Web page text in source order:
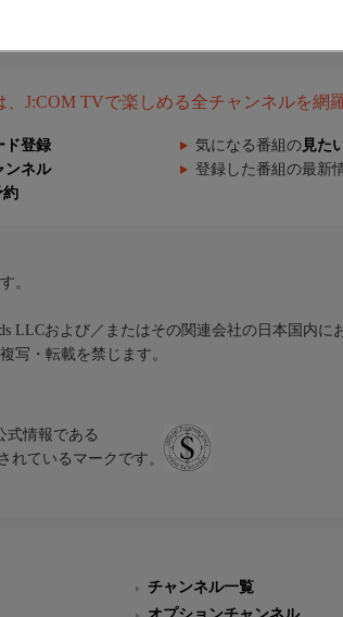
、J:COM TVで楽しめる全チャンネルを網
ド登録 気になる番組の 見た
ンネル 登録した番組の最新
約
。
LLCおよび／またはその関連会社の日本国内に
写・転載を禁じます。
式情報である
れているマークです。
チャンネル一覧